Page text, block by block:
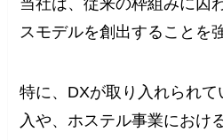
スモデルを創出することを
特に、DXが取り入れられ
入や、ホステル事業におけ